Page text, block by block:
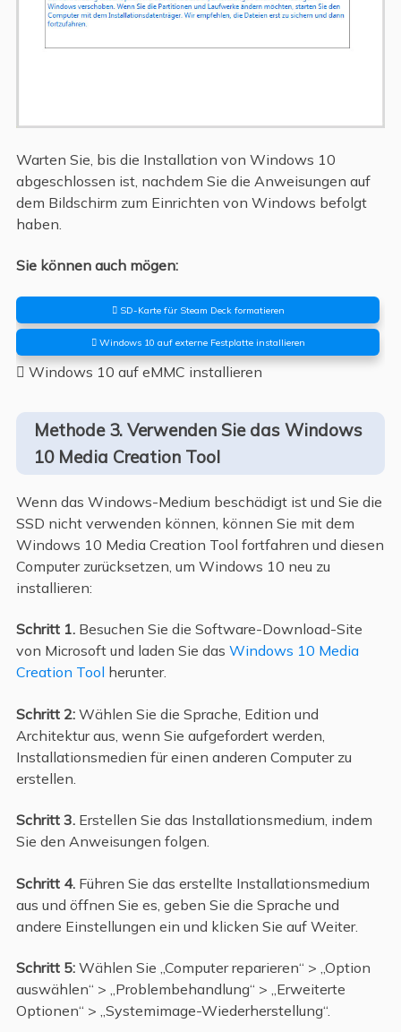
Warten Sie, bis die Installation von Windows 10
abgeschlossen ist, nachdem Sie die Anweisungen auf
dem Bildschirm zum Einrichten von Windows befolgt
haben.
Sie können auch mögen:
 SD-Karte für Steam Deck formatieren
 Windows 10 auf externe Festplatte installieren
 Windows 10 auf eMMC installieren
Methode 3. Verwenden Sie das Windows
10 Media Creation Tool
Wenn das Windows-Medium beschädigt ist und Sie die
SSD nicht verwenden können, können Sie mit dem
Windows 10 Media Creation Tool fortfahren und diesen
Computer zurücksetzen, um Windows 10 neu zu
installieren:
Schritt 1.Besuchen Sie die Software-Download-Site
von Microsoft und laden Sie das Windows 10 Media
Creation Tool herunter.
Schritt 2:Wählen Sie die Sprache, Edition und
Architektur aus, wenn Sie aufgefordert werden,
Installationsmedien für einen anderen Computer zu
erstellen.
Schritt 3.Erstellen Sie das Installationsmedium, indem
Sie den Anweisungen folgen.
Schritt 4.Führen Sie das erstellte Installationsmedium
aus und öffnen Sie es, geben Sie die Sprache und
andere Einstellungen ein und klicken Sie auf Weiter.
Schritt 5:Wählen Sie „Computer reparieren“ > „Option
auswählen“ > „Problembehandlung“ > „Erweiterte
Optionen“ > „Systemimage-Wiederherstellung“.